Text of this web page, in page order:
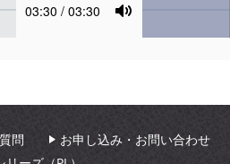
Current
03:30 / 03:30
Mute
問
お申し込み・お問い合わせ